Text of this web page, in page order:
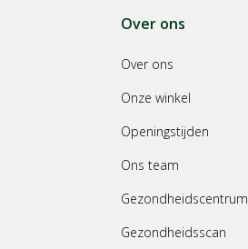
Over ons
Over ons
Onze winkel
Openingstijden
Ons team
Gezondheidscentrum
Gezondheidsscan